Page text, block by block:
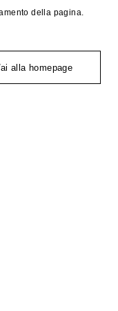
della pagina.
alla homepage